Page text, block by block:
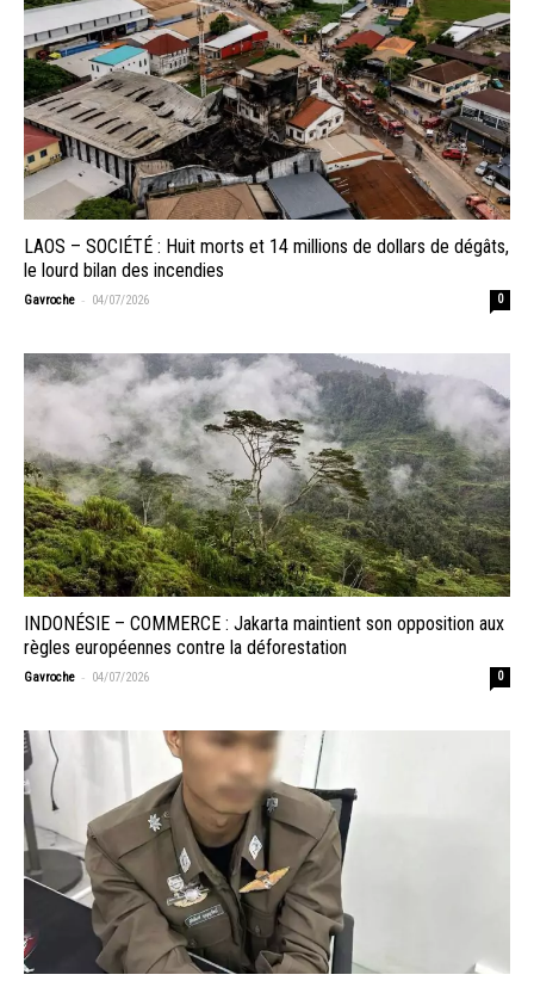
LAOS – SOCIÉTÉ : Huit morts et 14 millions de dollars de dégâts,
le lourd bilan des incendies
Gavroche - 04/07/2026 0
INDONÉSIE – COMMERCE : Jakarta maintient son opposition aux
règles européennes contre la déforestation
Gavroche - 04/07/2026 0